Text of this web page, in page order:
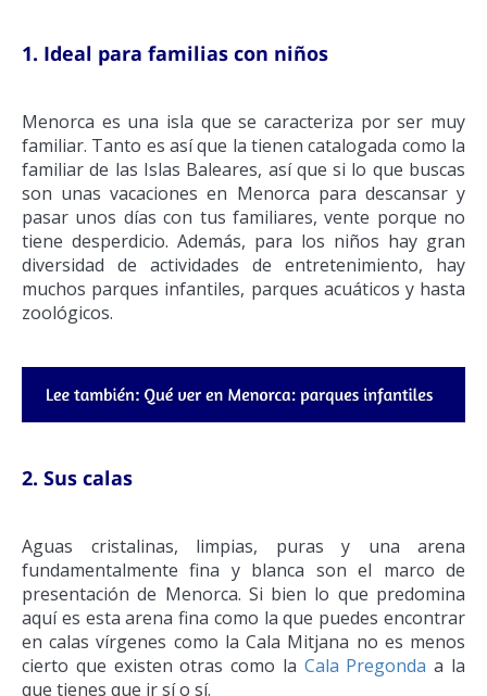
1. Ideal para familias con niños
Menorca es una isla que se caracteriza por ser muy
familiar. Tanto es así que la tienen catalogada como la
familiar de las Islas Baleares, así que si lo que buscas
son unas vacaciones en Menorca para descansar y
pasar unos días con tus familiares, vente porque no
tiene desperdicio. Además, para los niños hay gran
diversidad de actividades de entretenimiento, hay
muchos parques infantiles, parques acuáticos y hasta
zoológicos.
2. Sus calas
Aguas cristalinas, limpias, puras y una arena
fundamentalmente fina y blanca son el marco de
presentación de Menorca. Si bien lo que predomina
aquí es esta arena fina como la que puedes encontrar
en calas vírgenes como la Cala Mitjana no es menos
cierto que existen otras como la Cala Pregonda a la
que tienes que ir sí o sí.